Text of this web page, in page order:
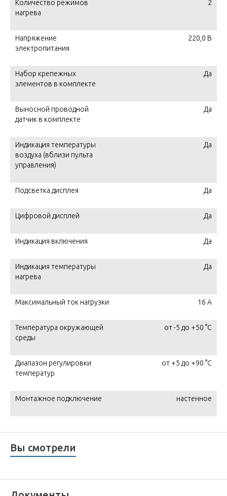
Количество режимов
нагрева
2
Напряжение
электропитания
220,0 В
Набор крепежных
элементов в комплекте
Да
Выносной проводной
датчик в комплекте
Да
Индикация температуры
воздуха (вблизи пульта
управления)
Да
Подсветка дисплея Да
Цифровой дисплей Да
Индикация включения Да
Индикация температуры
нагрева
Да
Максимальный ток нагрузки 16 А
Температура окружающей
среды
от -5 до +50 °С
Диапазон регулировки
температур
от +5 до +90 °С
Монтажное подключение настенное
Вы смотрели